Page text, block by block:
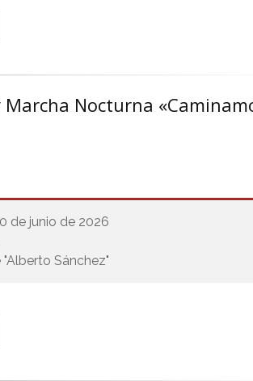
Marcha Nocturna
de junio de 2026
"Alberto Sánchez"